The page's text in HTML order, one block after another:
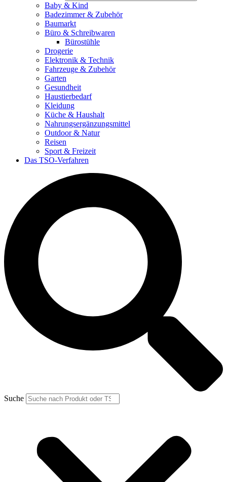
Baby & Kind
Badezimmer & Zubehör
Baumarkt
Büro & Schreibwaren
Bürostühle
Drogerie
Elektronik & Technik
Fahrzeuge & Zubehör
Garten
Gesundheit
Haustierbedarf
Kleidung
Küche & Haushalt
Nahrungsergänzungsmittel
Outdoor & Natur
Reisen
Sport & Freizeit
Das TSO-Verfahren
Suche